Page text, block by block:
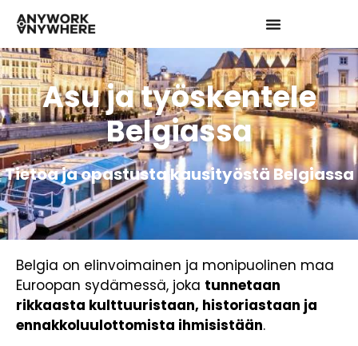
Asu ja työskentele
Belgiassa
Tietoa ja opastusta kausityöstä Belgiassa
Belgia on elinvoimainen ja monipuolinen maa
Euroopan sydämessä, joka tunnetaan
rikkaasta kulttuuristaan, historiastaan ja
ennakkoluulottomista ihmisistään.